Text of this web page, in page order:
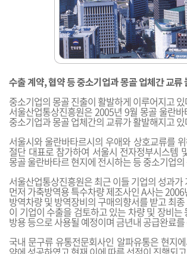
수출 계약, 협약 등 중소기업과 몽골 업체간 교류
중소기업의 몽골 진출이 활발하게 이루어지고 있
서울산업통상진흥원은 2005년 9월 몽골 울란
중소기업과 몽골 업체간의 교류가 활발해지고
서울시와 울란바타르시의 우애와 상호교류를
절단 대표로 참가하여 서울시 전자정부시스템
몽골 울란바타르 현지에 전시하는 등 중소기업
서울산업통상진흥원은 최근 이들 기업의 성과
먼저 가축방역용 특수차량 제조사인 A사는
방역차량 및 방역장비의 구매의향서를 받고 최
이 기업이 수출을 검토하고 있는 차량 및 장비
방용 등으로 사용될 예정이며 금년내 공급완료
국내 문구류 유통전문회사인 알파유통은 현지